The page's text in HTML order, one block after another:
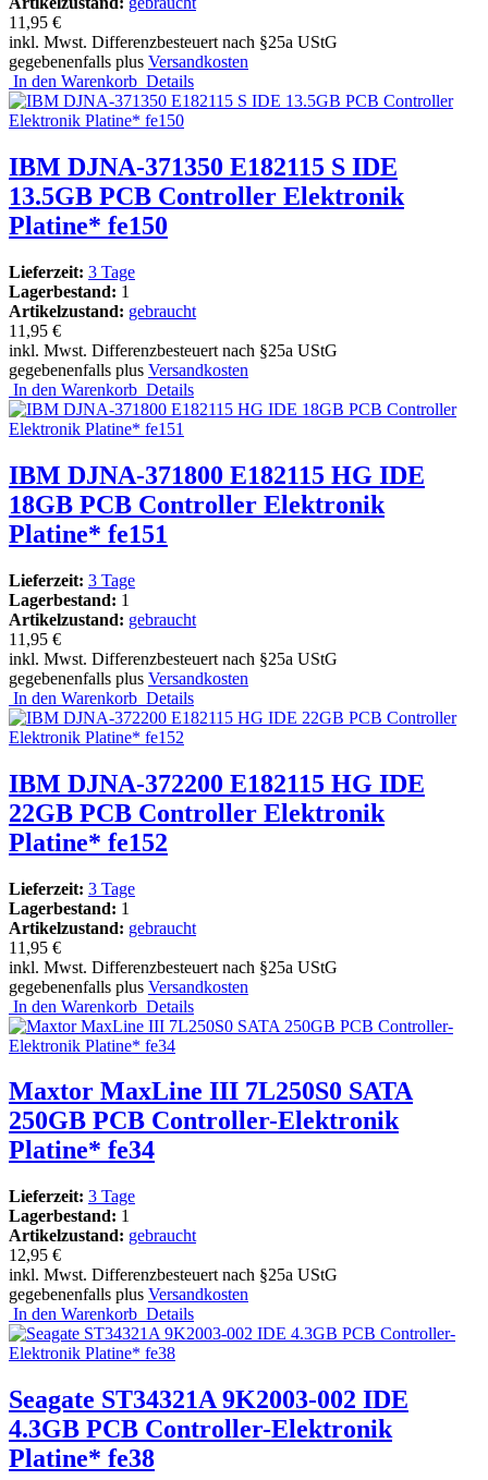
11,95 €
inkl. Mwst. Differenzbesteuert nach §25a UStG
gegebenenfalls plus Versandkosten
In den Warenkorb Details
IBM DJNA-371350 E182115 S IDE
13.5GB PCB Controller Elektronik
Platine* fe150
Lieferzeit: 3 Tage
Lagerbestand: 1
Artikelzustand: gebraucht
11,95 €
inkl. Mwst. Differenzbesteuert nach §25a UStG
gegebenenfalls plus Versandkosten
In den Warenkorb Details
IBM DJNA-371800 E182115 HG IDE
18GB PCB Controller Elektronik
Platine* fe151
Lieferzeit: 3 Tage
Lagerbestand: 1
Artikelzustand: gebraucht
11,95 €
inkl. Mwst. Differenzbesteuert nach §25a UStG
gegebenenfalls plus Versandkosten
In den Warenkorb Details
IBM DJNA-372200 E182115 HG IDE
22GB PCB Controller Elektronik
Platine* fe152
Lieferzeit: 3 Tage
Lagerbestand: 1
Artikelzustand: gebraucht
11,95 €
inkl. Mwst. Differenzbesteuert nach §25a UStG
gegebenenfalls plus Versandkosten
In den Warenkorb Details
Maxtor MaxLine III 7L250S0 SATA
250GB PCB Controller-Elektronik
Platine* fe34
Lieferzeit: 3 Tage
Lagerbestand: 1
Artikelzustand: gebraucht
12,95 €
inkl. Mwst. Differenzbesteuert nach §25a UStG
gegebenenfalls plus Versandkosten
In den Warenkorb Details
Seagate ST34321A 9K2003-002 IDE
4.3GB PCB Controller-Elektronik
Platine* fe38